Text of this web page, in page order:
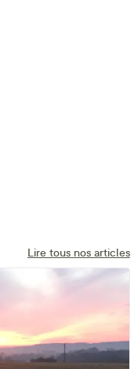
Lire tous nos articles